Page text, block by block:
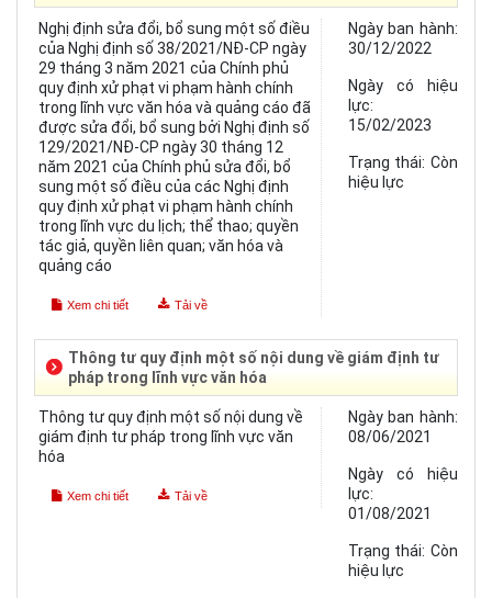
Nghị định sửa đổi, bổ sung một số điều
của Nghị định số 38/2021/NĐ-CP ngày
29 tháng 3 năm 2021 của Chính phủ
quy định xử phạt vi phạm hành chính
trong lĩnh vực văn hóa và quảng cáo đã
được sửa đổi, bổ sung bởi Nghị định số
129/2021/NĐ-CP ngày 30 tháng 12
năm 2021 của Chính phủ sửa đổi, bổ
sung một số điều của các Nghị định
quy định xử phạt vi phạm hành chính
trong lĩnh vực du lịch; thể thao; quyền
tác giả, quyền liên quan; văn hóa và
quảng cáo
Xem chi tiết Tải về
Ngày ban hành:
30/12/2022
Ngày có hiệu
lực:
15/02/2023
Trạng thái: Còn
hiệu lực
Thông tư quy định một số nội dung về giám định tư
pháp trong lĩnh vực văn hóa
Thông tư quy định một số nội dung về
giám định tư pháp trong lĩnh vực văn
hóa
Xem chi tiết Tải về
Ngày ban hành:
08/06/2021
Ngày có hiệu
lực:
01/08/2021
Trạng thái: Còn
hiệu lực